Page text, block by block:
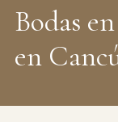
Bodas
en